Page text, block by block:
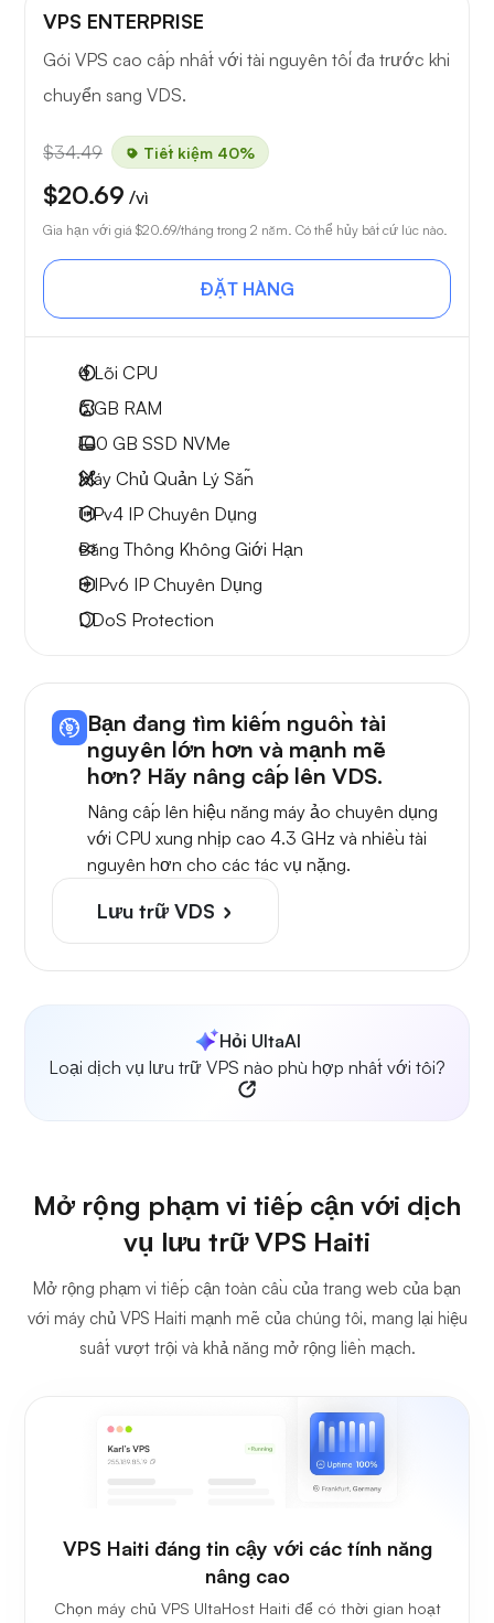
VPS ENTERPRISE
Gói VPS cao cấp nhất với tài nguyên tối đa trước khi
chuyển sang VDS.
$34.49 Tiết kiệm 40%
$20.69 /vì
Gia hạn với giá $20.69/tháng trong 2 năm. Có thể hủy bất cứ lúc nào.
ĐẶT HÀNG
4Lõi CPU
6 GB RAM
100 GB SSD NVMe
Máy Chủ Quản Lý Sẵn
1 IPv4 IP Chuyên Dụng
Băng Thông Không Giới Hạn
8 IPv6 IP Chuyên Dụng
DDoS Protection
Bạn đang tìm kiếm nguồn tài
nguyên lớn hơn và mạnh mẽ
hơn? Hãy nâng cấp lên VDS.
Nâng cấp lên hiệu năng máy ảo chuyên dụng
với CPU xung nhịp cao 4.3 GHz và nhiều tài
nguyên hơn cho các tác vụ nặng.
Lưu trữ VDS
Hỏi UltaAI
Loại dịch vụ lưu trữ VPS nào phù hợp nhất với tôi?
Mở rộng phạm vi tiếp cận với dịch
vụ lưu trữ VPS Haiti
Mở rộng phạm vi tiếp cận toàn cầu của trang web của bạn
với máy chủ VPS Haiti mạnh mẽ của chúng tôi, mang lại hiệu
suất vượt trội và khả năng mở rộng liền mạch.
VPS Haiti đáng tin cậy với các tính năng
nâng cao
Chọn máy chủ VPS UltaHost Haiti để có thời gian hoạt